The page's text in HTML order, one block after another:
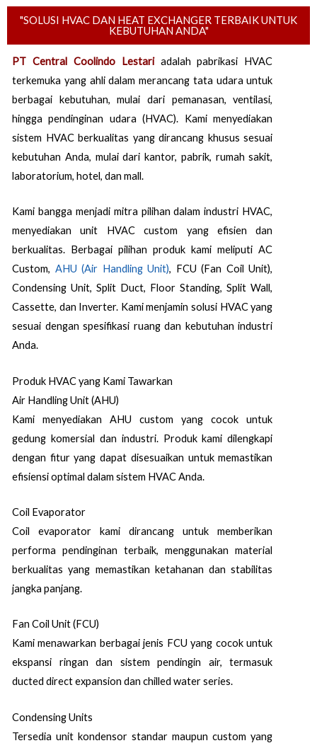
"SOLUSI HVAC DAN HEAT EXCHANGER TERBAIK UNTUK
KEBUTUHAN ANDA"
PT Central Coolindo Lestariadalah pabrikasi HVAC
terkemuka yang ahli dalam merancang tata udara untuk
berbagai kebutuhan, mulai dari pemanasan, ventilasi,
hingga pendinginan udara (HVAC). Kami menyediakan
sistem HVAC berkualitas yang dirancang khusus sesuai
kebutuhan Anda, mulai dari kantor, pabrik, rumah sakit,
laboratorium, hotel, dan mall.
Kami bangga menjadi mitra pilihan dalam industri HVAC,
menyediakan unit HVAC custom yang efisien dan
berkualitas. Berbagai pilihan produk kami meliputi AC
Custom, AHU (Air Handling Unit), FCU (Fan Coil Unit),
Condensing Unit, Split Duct, Floor Standing, Split Wall,
Cassette, dan Inverter. Kami menjamin solusi HVAC yang
sesuai dengan spesifikasi ruang dan kebutuhan industri
Anda.
Produk HVAC yang Kami Tawarkan
Air Handling Unit (AHU)
Kami menyediakan AHU custom yang cocok untuk
gedung komersial dan industri. Produk kami dilengkapi
dengan fitur yang dapat disesuaikan untuk memastikan
efisiensi optimal dalam sistem HVAC Anda.
Coil Evaporator
Coil evaporator kami dirancang untuk memberikan
performa pendinginan terbaik, menggunakan material
berkualitas yang memastikan ketahanan dan stabilitas
jangka panjang.
Fan Coil Unit (FCU)
Kami menawarkan berbagai jenis FCU yang cocok untuk
ekspansi ringan dan sistem pendingin air, termasuk
ducted direct expansion dan chilled water series.
Condensing Units
Tersedia unit kondensor standar maupun custom yang